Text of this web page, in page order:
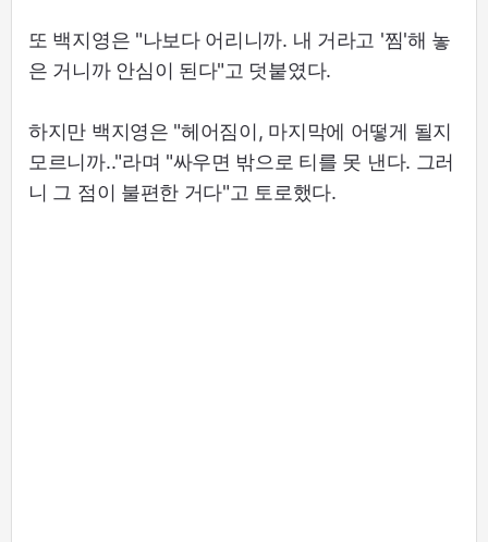
또 백지영은 "나보다 어리니까. 내 거라고 '찜'해 놓
은 거니까 안심이 된다"고 덧붙였다.
하지만 백지영은 "헤어짐이, 마지막에 어떻게 될지
모르니까.."라며 "싸우면 밖으로 티를 못 낸다. 그러
니 그 점이 불편한 거다"고 토로했다.